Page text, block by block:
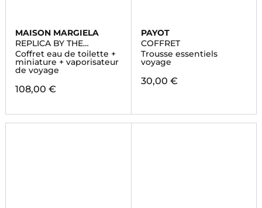
MAISON MARGIELA
REPLICA BY THE
FIREPLACE
Coffret eau de toilette +
miniature + vaporisateur
de voyage
108,00 €
PAYOT
COFFRET
Trousse essentiels
voyage
30,00 €